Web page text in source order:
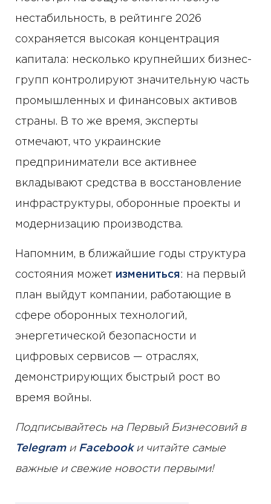
нестабильность, в рейтинге 2026
сохраняется высокая концентрация
капитала: несколько крупнейших бизнес-
групп контролируют значительную часть
промышленных и финансовых активов
страны. В то же время, эксперты
отмечают, что украинские
предприниматели все активнее
вкладывают средства в восстановление
инфраструктуры, оборонные проекты и
модернизацию производства.
Напомним, в ближайшие годы структура
состояния может измениться: на первый
план выйдут компании, работающие в
сфере оборонных технологий,
энергетической безопасности и
цифровых сервисов — отраслях,
демонстрирующих быстрый рост во
время войны.
Подписывайтесь на Первый Бизнесовий в
Telegramи Facebookи читайте самые
важные и свежие новости первыми!